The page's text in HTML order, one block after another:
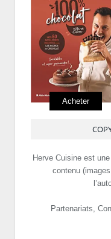
Acheter
Herve Cuisine est
contenu
Partenariats,